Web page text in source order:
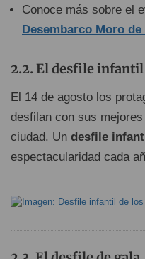
Conoce más sobre el
Desembarco Moro de
El desfile infantil
El 14 de agosto los
desfilan con sus
ciudad. Un desfile
espectacularidad cada